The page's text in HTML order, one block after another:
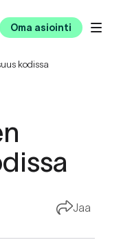
Oma asiointi
kodissa
Jaa